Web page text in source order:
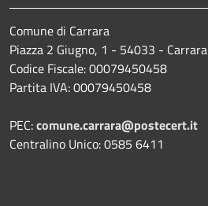
Comune di Carrara
Piazza 2 Giugno, 1 - 54033 - Carrara
Codice Fiscale: 00079450458
Partita IVA: 00079450458
PEC:comune.carrara@postecert.it
Centralino Unico: 0585 6411